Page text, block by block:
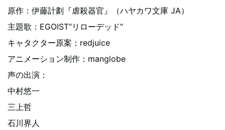
原作：伊藤計劃『虐殺器官』（ハヤカワ文庫 JA）
主題歌：EGOIST“リローデッド”
キャタクター原案：redjuice
アニメーション制作：manglobe
声の出演：
中村悠一
三上哲
石川界人